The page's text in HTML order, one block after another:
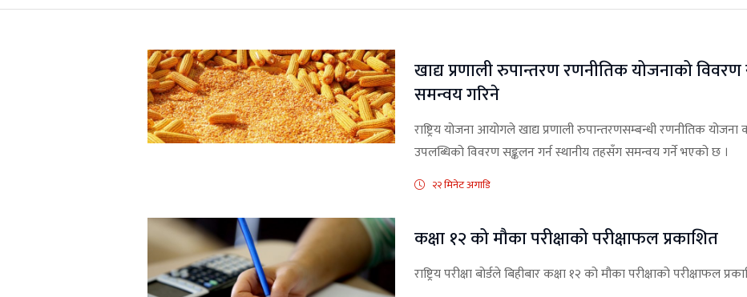
खाद्य प्रणाली रुपान्तरण रणनीतिक योजनाको
समन्वय गरिने
राष्ट्रिय योजना आयोगले खाद्य प्रणाली रुपान्तरणसम्बन्धी रणनीतिक योजना
उपलब्धिको विवरण सङ्कलन गर्न स्थानीय तहसँग समन्वय गर्ने भएको छ ।
२२ मिनेट अगाडि
कक्षा १२ को मौका परीक्षाको परीक्षाफल प्रकाशित
राष्ट्रिय परीक्षा बोर्डले बिहीबार कक्षा १२ को मौका परीक्षाको परीक्षाफल